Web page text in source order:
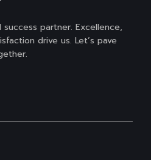
success partner. Excellence,
drive us. Let’s pave